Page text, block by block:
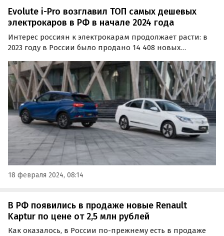
Evolute i-Pro возглавил ТОП самых дешевых
электрокаров в РФ в начале 2024 года
Интерес россиян к электрокарам продолжает расти: в
2023 году в России было продано 14 408 новых
Изучив актуальные прайс-листы их производителей,
портал «Автоновости дня» составил ТОП-5 самых
дешевых…
18 февраля 2024, 08:14
В РФ появились в продаже новые Renault
Kaptur по цене от 2,5 млн рублей
Как оказалось, в России по-прежнему есть в продаже